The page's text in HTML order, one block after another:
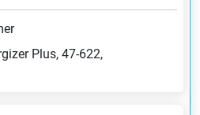
Plus, 47-622,